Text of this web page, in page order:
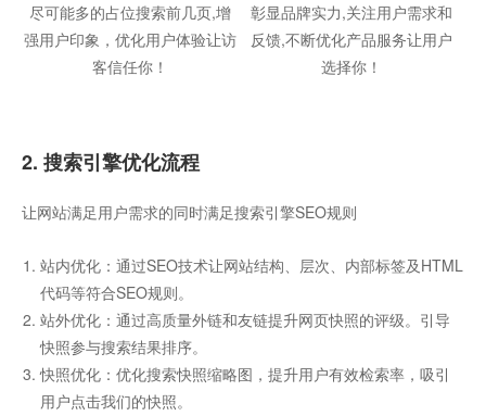
尽可能多的占位搜索前几页,增
强用户印象，优化用户体验让访
客信任你！
彰显品牌实力,关注用户需求和
反馈,不断优化产品服务让用户
选择你！
2. 搜索引擎优化流程
让网站满足用户需求的同时满足搜索引擎SEO规则
站内优化：通过SEO技术让网站结构、层次、内部标签及HTML
代码等符合SEO规则。
站外优化：通过高质量外链和友链提升网页快照的评级。引导
快照参与搜索结果排序。
快照优化：优化搜索快照缩略图，提升用户有效检索率，吸引
用户点击我们的快照。